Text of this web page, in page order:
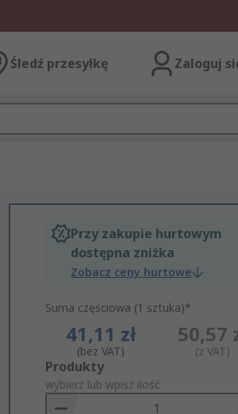
Śledź przesyłkę Zaloguj
Przy zakupie hurtowym
dostępna zniżka
Zobacz ceny hurtowe
Suma częściowa (1 sztuka)*
41,11 zł
(bez VAT)
50,57
(z VAT)
Add
to
Basket
Produkty
wybierz lub wpisz ilość